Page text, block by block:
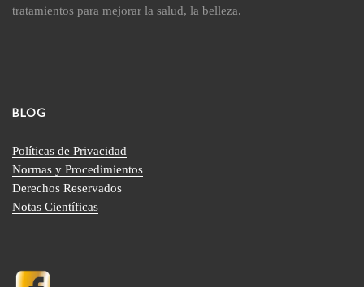
tratamientos para mejorar la salud, la belleza.
BLOG
Políticas de Privacidad
Normas y Procedimientos
Derechos Reservados
Notas Científicas